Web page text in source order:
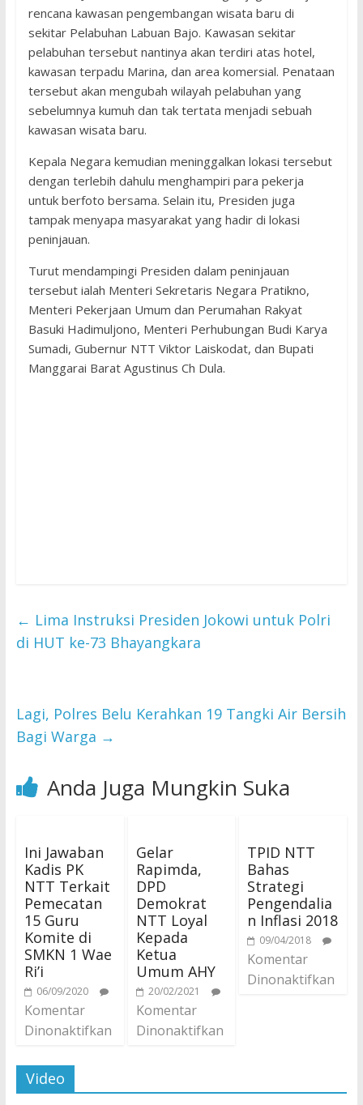
rencana kawasan pengembangan wisata baru di
sekitar Pelabuhan Labuan Bajo. Kawasan sekitar
pelabuhan tersebut nantinya akan terdiri atas hotel,
kawasan terpadu Marina, dan area komersial. Penataan
tersebut akan mengubah wilayah pelabuhan yang
sebelumnya kumuh dan tak tertata menjadi sebuah
kawasan wisata baru.
Kepala Negara kemudian meninggalkan lokasi tersebut
dengan terlebih dahulu menghampiri para pekerja
untuk berfoto bersama. Selain itu, Presiden juga
tampak menyapa masyarakat yang hadir di lokasi
peninjauan.
Turut mendampingi Presiden dalam peninjauan
tersebut ialah Menteri Sekretaris Negara Pratikno,
Menteri Pekerjaan Umum dan Perumahan Rakyat
Basuki Hadimuljono, Menteri Perhubungan Budi Karya
Sumadi, Gubernur NTT Viktor Laiskodat, dan Bupati
Manggarai Barat Agustinus Ch Dula.
← Lima Instruksi Presiden Jokowi untuk Polri
di HUT ke-73 Bhayangkara
Lagi, Polres Belu Kerahkan 19 Tangki Air Bersih
Bagi Warga →
Anda Juga Mungkin Suka
Ini Jawaban
Kadis PK
NTT Terkait
Pemecatan
15 Guru
Komite di
SMKN 1 Wae
Ri’i
06/09/2020
Komentar
Dinonaktifkan
Gelar
Rapimda,
DPD
Demokrat
NTT Loyal
Kepada
Ketua
Umum AHY
20/02/2021
Komentar
Dinonaktifkan
TPID NTT
Bahas
Strategi
Pengendalia
n Inflasi 2018
09/04/2018
Komentar
Dinonaktifkan
Video